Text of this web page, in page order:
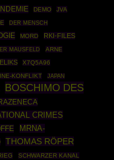
DEMO
JVA
DER MENSCH
MORD RKI-FILES
MAUSFELD
ARNE
X7Q5A96
KONFLIKT JAPAN
BOSCHIMO DES
CRIMES
MRNA-
THOMAS RÖPER
SCHWARZER KANAL